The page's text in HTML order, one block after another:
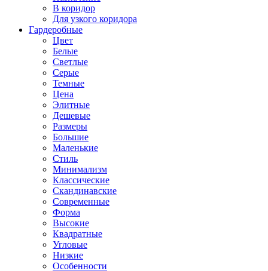
В коридор
Для узкого коридора
Гардеробные
Цвет
Белые
Светлые
Серые
Темные
Цена
Элитные
Дешевые
Размеры
Большие
Маленькие
Стиль
Минимализм
Классические
Скандинавские
Современные
Форма
Высокие
Квадратные
Угловые
Низкие
Особенности